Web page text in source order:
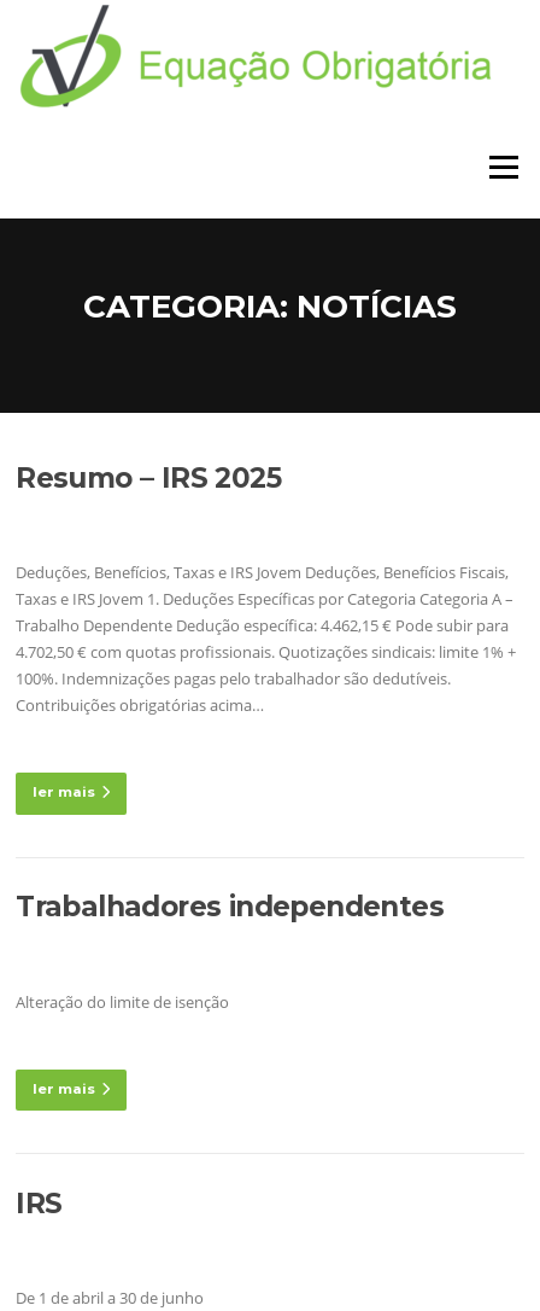
conteúdo
Menu
CATEGORIA: NOTÍCIAS
Resumo – IRS 2025
Deduções, Benefícios, Taxas e IRS Jovem Deduções, Benefícios Fiscais,
Taxas e IRS Jovem 1. Deduções Específicas por Categoria Categoria A –
Trabalho Dependente Dedução específica: 4.462,15 € Pode subir para
4.702,50 € com quotas profissionais. Quotizações sindicais: limite 1% +
100%. Indemnizações pagas pelo trabalhador são dedutíveis.
Contribuições obrigatórias acima…
ler mais
Trabalhadores independentes
Alteração do limite de isenção
ler mais
IRS
De 1 de abril a 30 de junho